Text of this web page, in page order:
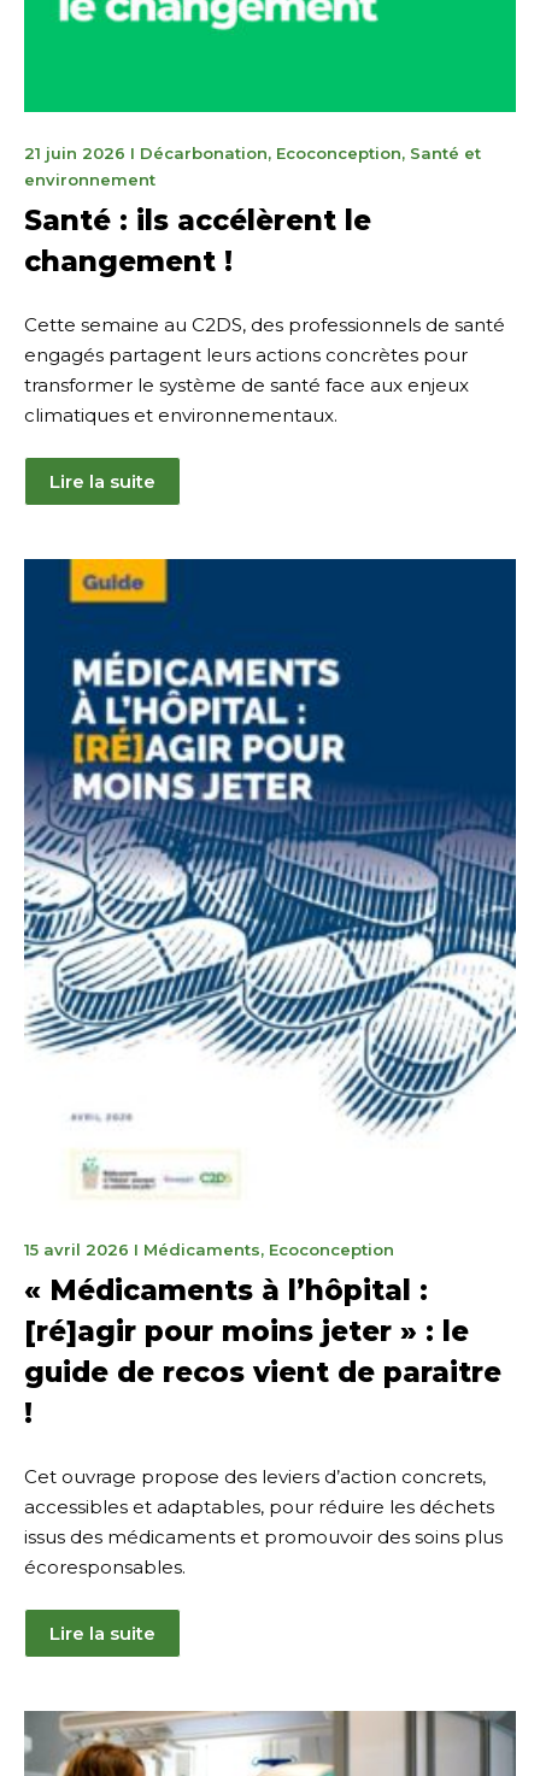
21 juin 2026 30
juin
2026
I Décarbonation, Ecoconception, Santé et
environnement
Santé : ils accélèrent le
changement !
Cette semaine au C2DS, des professionnels de santé
engagés partagent leurs actions concrètes pour
transformer le système de santé face aux enjeux
climatiques et environnementaux.
Lire la suite
15 avril 2026 20
2026
I Médicaments, Ecoconception
« Médicaments à l’hôpital :
[ré]agir pour moins jeter » : le
guide de recos vient de paraitre
!
Cet ouvrage propose des leviers d’action concrets,
accessibles et adaptables, pour réduire les déchets
issus des médicaments et promouvoir des soins plus
écoresponsables.
Lire la suite